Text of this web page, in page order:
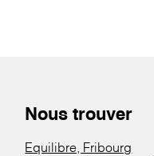
Nous trouver
Equilibre, Fribourg